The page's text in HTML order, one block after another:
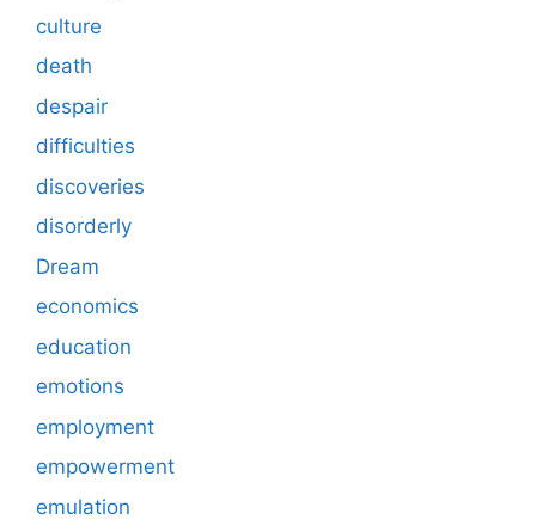
culture
death
despair
difficulties
discoveries
disorderly
Dream
economics
education
emotions
employment
empowerment
emulation